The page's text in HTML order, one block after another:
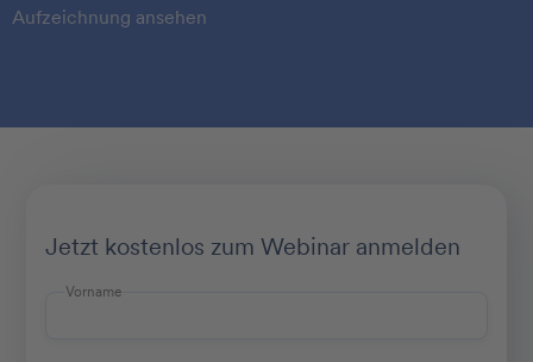
Aufzeichnung ansehen
Jetzt kostenlos zum Webinar anmelden
Vorname